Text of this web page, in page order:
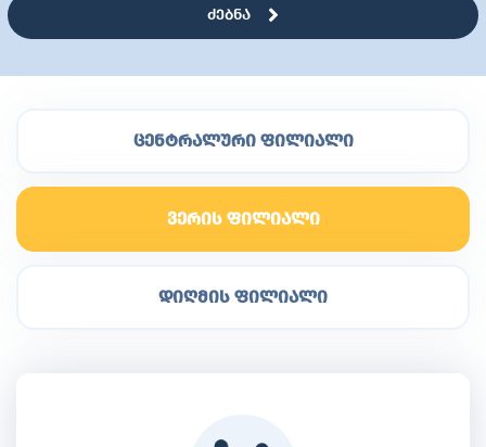
ძებნა
ცენტრალური ფილიალი
ვერის ფილიალი
დიღმის ფილიალი